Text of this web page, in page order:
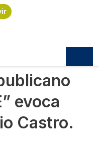
da PIDE” evoca
evoca
Castro.